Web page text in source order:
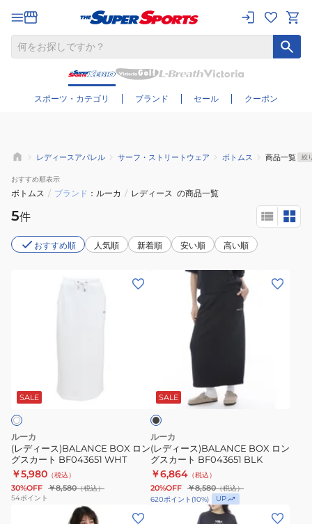
スポーツ・カテゴリ ブランド セール クーポン
さらに絞り込む
レディースアパレル サーフ・ストリートウェア ボトムス 商品一覧 絞
おすすめ順表示
ボトムス / ブランド ルーカ / レディース の商品一覧
5件
おすすめ順 人気順 新着順 安い順 高い順
ン
グ
ス
カ
ー
ト
BF043651
SALE
ルーカ
(レディース)BALANCE BOX ロン
グスカート BF043651 WHT
￥5,980 （税込）
30%OFF ￥8,580（税込）
54ポイント
ス)BALANCE
ン
グ
ス
カ
ー
ト
BF043651
SALE
ッ
ルーカ
(レディース)BALANCE BOX ロン
グスカート BF043651 BLK
￥6,864 （税込）
20%OFF ￥8,580（税込）
620ポイント (10%) UP